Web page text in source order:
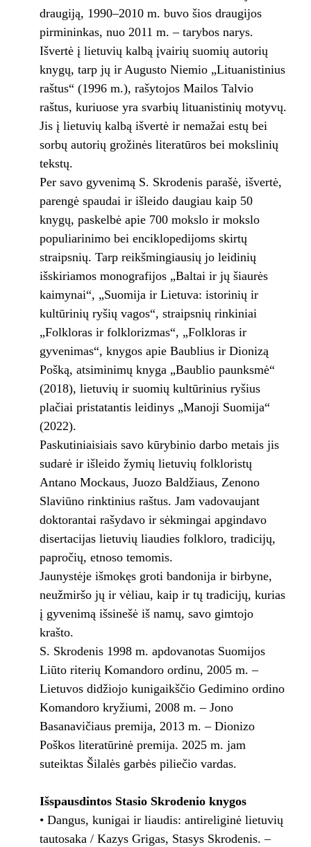
draugiją, 1990–2010 m. buvo šios draugijos
pirmininkas, nuo 2011 m. – tarybos narys.
Išvertė į lietuvių kalbą įvairių suomių autorių
knygų, tarp jų ir Augusto Niemio „Lituanistinius
raštus“ (1996 m.), rašytojos Mailos Talvio
raštus, kuriuose yra svarbių lituanistinių motyvų.
Jis į lietuvių kalbą išvertė ir nemažai estų bei
sorbų autorių grožinės literatūros bei mokslinių
tekstų.
Per savo gyvenimą S. Skrodenis parašė, išvertė,
parengė spaudai ir išleido daugiau kaip 50
knygų, paskelbė apie 700 mokslo ir mokslo
populiarinimo bei enciklopedijoms skirtų
straipsnių. Tarp reikšmingiausių jo leidinių
išskiriamos monografijos „Baltai ir jų šiaurės
kaimynai“, „Suomija ir Lietuva: istorinių ir
kultūrinių ryšių vagos“, straipsnių rinkiniai
„Folkloras ir folklorizmas“, „Folkloras ir
gyvenimas“, knygos apie Baublius ir Dionizą
Pošką, atsiminimų knyga „Baublio paunksmė“
(2018), lietuvių ir suomių kultūrinius ryšius
plačiai pristatantis leidinys „Manoji Suomija“
(2022).
Paskutiniaisiais savo kūrybinio darbo metais jis
sudarė ir išleido žymių lietuvių folkloristų
Antano Mockaus, Juozo Baldžiaus, Zenono
Slaviūno rinktinius raštus. Jam vadovaujant
doktorantai rašydavo ir sėkmingai apgindavo
disertacijas lietuvių liaudies folkloro, tradicijų,
papročių, etnoso temomis.
Jaunystėje išmokęs groti bandonija ir birbyne,
neužmiršo jų ir vėliau, kaip ir tų tradicijų, kurias
į gyvenimą išsinešė iš namų, savo gimtojo
krašto.
S. Skrodenis 1998 m. apdovanotas Suomijos
Liūto riterių Komandoro ordinu, 2005 m. –
Lietuvos didžiojo kunigaikščio Gedimino ordino
Komandoro kryžiumi, 2008 m. – Jono
Basanavičiaus premija, 2013 m. – Dionizo
Poškos literatūrinė premija. 2025 m. jam
suteiktas Šilalės garbės piliečio vardas.
Išspausdintos Stasio Skrodenio knygos
• Dangus, kunigai ir liaudis: antireliginė lietuvių
tautosaka / Kazys Grigas, Stasys Skrodenis. –